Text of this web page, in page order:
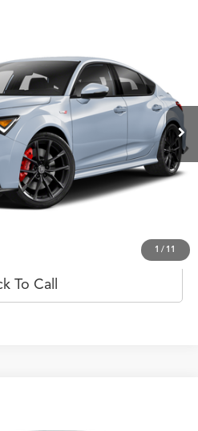
1 / 11
20023061Modelo:DE5G9TEW
Ext. Int.
Less
Oferta
To Call